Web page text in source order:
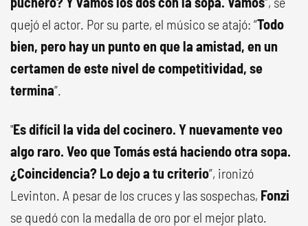
quejó el actor. Por su parte, el músico se atajó: “Todo
bien, pero hay un punto en que la amistad, en un
certamen de este nivel de competitividad, se
termina”.
"Es difícil la vida del cocinero. Y nuevamente veo
algo raro. Veo que Tomás está haciendo otra sopa.
¿Coincidencia? Lo dejo a tu criterio”, ironizó
Levinton. A pesar de los cruces y las sospechas, Fonzi
se quedó con la medalla de oro por el mejor plato.